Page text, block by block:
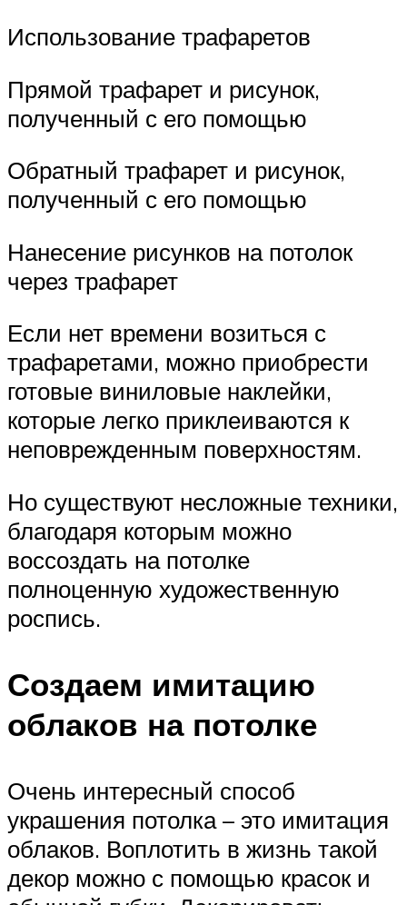
Использование трафаретов
Прямой трафарет и рисунок,
полученный с его помощью
Обратный трафарет и рисунок,
полученный с его помощью
Нанесение рисунков на потолок
через трафарет
Если нет времени возиться с
трафаретами, можно приобрести
готовые виниловые наклейки,
которые легко приклеиваются к
неповрежденным поверхностям.
Но существуют несложные техники,
благодаря которым можно
воссоздать на потолке
полноценную художественную
роспись.
Создаем имитацию
облаков на потолке
Очень интересный способ
украшения потолка – это имитация
облаков. Воплотить в жизнь такой
декор можно с помощью красок и